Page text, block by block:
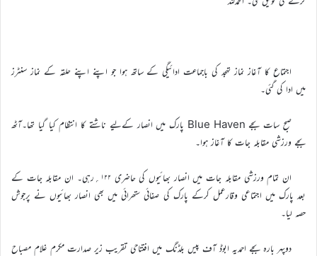
اجتماع کا آغاز نماز تہجد کی باجماعت ادائیگی کے ساتھ ہوا جو اپنے اپنے حلقہ کے نماز سنٹرز
میں ادا کی گئی۔
صبح سات بجے Blue Haven پارک میں انصار کےليے ناشتے کا انتظام کیا گیا تھا۔آٹھ
بجے ورزشی مقابلہ جات کا آغاز ہوا۔
ان تمام ورزشی مقابلہ جات میں انصار بھائیوں کی حاضری ۱۲۲؍رہی۔ ان مقابلہ جات کے
بعد پارک میں اجتماعی وقارعمل کرکے پارک کی صفائی ستھرائی میں بھی انصار بھائیوں نے پرجوش
حصہ لیا۔
دوپہر بارہ بجے احمدیہ ابوڈ آف پیس بلڈنگ میں افتتاحی تقریب زیر صدارت مکرم غلام مصباح